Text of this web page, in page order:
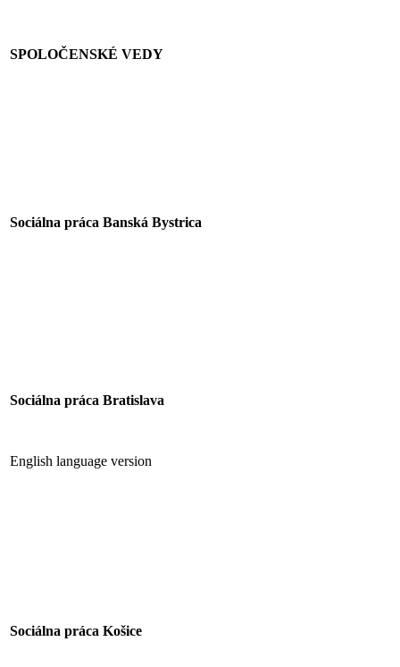
SPOLOČENSKÉ VEDY
Sociálna práca Banská Bystrica
Sociálna práca Bratislava
English language version
Sociálna práca Košice